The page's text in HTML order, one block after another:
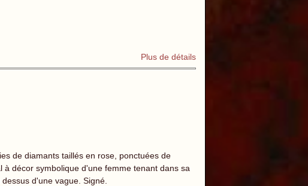
Plus de détails
de diamants taillés en rose, ponctuées de
décor symbolique d'une femme tenant dans sa
d'une vague. Signé.